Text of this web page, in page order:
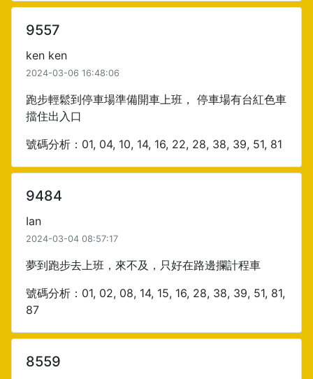
9557
ken ken
2024-03-06 16:48:06
跑步輕鬆到停車場準備開車上班， 停車場有台紅色車
擋住出入口
號碼分析：01, 04, 10, 14, 16, 22, 28, 38, 39, 51, 81
9484
Ian
2024-03-04 08:57:17
夢到跑步去上班，來不及，只好在路邊攔計程車
號碼分析：01, 02, 08, 14, 15, 16, 28, 38, 39, 51, 81,
87
8559